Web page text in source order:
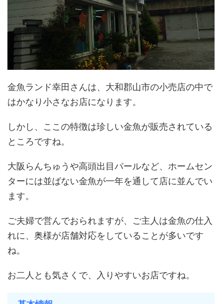
金魚ランド幸田さんは、大和郡山市の小売店の中で
はかなり小さなお店になります。
しかし、ここの特徴は珍しい金魚が販売されている
ところですね。
大阪らんちゅうや高頭出目パールなど、ホームセン
ターには並ばない金魚が一年を通して店に並んでい
ます。
ご夫婦で営んでおられますが、ご主人は金魚の仕入
れに、奥様が店舗対応をしていることが多いです
ね。
お二人とも気さくで、入りやすいお店ですね。